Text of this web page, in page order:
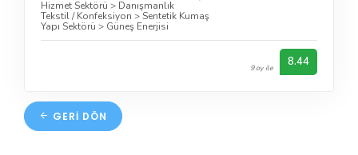
Hizmet Sektörü > Danışmanlık
Tekstil / Konfeksiyon >Sentetik Kumaş
Yapı Sektörü > Güneş Enerjisi
9 oy ile 8.44
GERI DÖN